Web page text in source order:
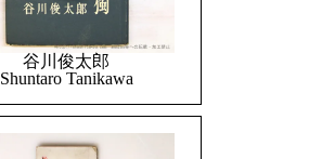
谷川俊太郎
Shuntaro Tanikawa